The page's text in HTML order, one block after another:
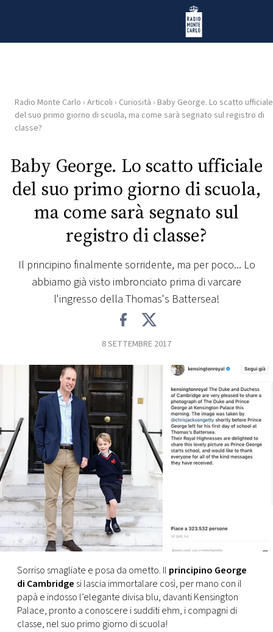
Radio Monte Carlo
HOME
WEB
RADIO
NEWS
EVENTI
VIDEO
TV
PRINCIPATO
DI
MONACO
RMC
CONSIGLIA
Radio Monte Carlo › Articoli › Curiosità › Baby George. Lo scatto ufficiale
del suo primo giorno di scuola, ma come sarà segnato sul registro di
classe?
Baby George. Lo scatto ufficiale
del suo primo giorno di scuola,
ma come sarà segnato sul
registro di classe?
Il principino finalmente sorridente, ma per poco... Lo
abbiamo già visto imbronciato prima di varcare
l'ingresso della Thomas's Battersea!
8 SETTEMBRE 2017
Sorriso smagliate e posa da ometto. Il principino George
di Cambridge si lascia immortalare così, per mano con il
papà e indosso l’elegante divisa blu, davanti Kensington
Palace, pronto a conoscere i sudditi ehm, i compagni di
classe, nel suo primo giorno di scuola!